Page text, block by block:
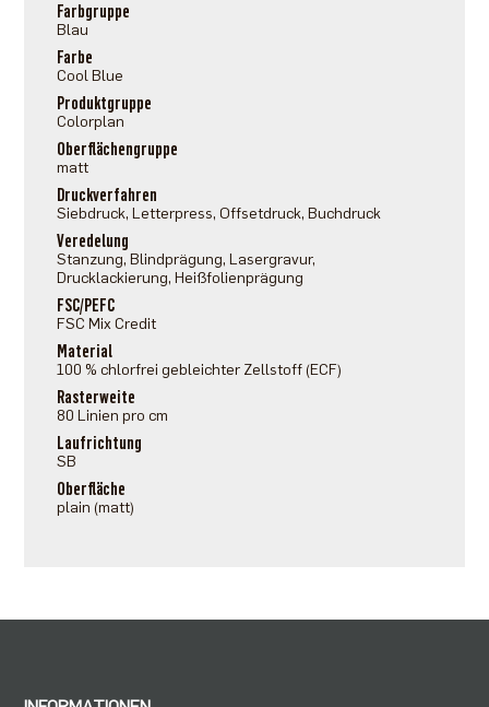
Farbgruppe
Blau
Farbe
Cool Blue
Produktgruppe
Colorplan
Oberflächengruppe
matt
Druckverfahren
Siebdruck, Letterpress, Offsetdruck, Buchdruck
Veredelung
Stanzung, Blindprägung, Lasergravur,
Drucklackierung, Heißfolienprägung
FSC/PEFC
FSC Mix Credit
Material
100 % chlorfrei gebleichter Zellstoff (ECF)
Rasterweite
80 Linien pro cm
Laufrichtung
SB
Oberfläche
plain (matt)